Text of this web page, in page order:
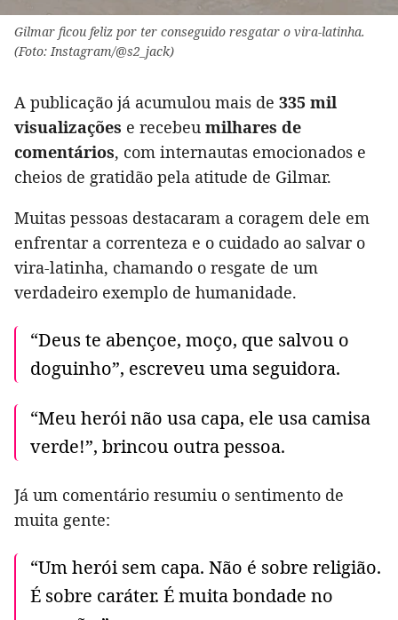
Gilmar ficou feliz por ter conseguido resgatar o vira-latinha.
(Foto: Instagram/@s2_jack)
A publicação já acumulou mais de 335 mil
visualizações e recebeu milhares de
comentários, com internautas emocionados e
cheios de gratidão pela atitude de Gilmar.
Muitas pessoas destacaram a coragem dele em
enfrentar a correnteza e o cuidado ao salvar o
vira-latinha, chamando o resgate de um
verdadeiro exemplo de humanidade.
“Deus te abençoe, moço, que salvou o
doguinho”, escreveu uma seguidora.
“Meu herói não usa capa, ele usa camisa
verde!”, brincou outra pessoa.
Já um comentário resumiu o sentimento de
muita gente:
“Um herói sem capa. Não é sobre religião.
É sobre caráter. É muita bondade no